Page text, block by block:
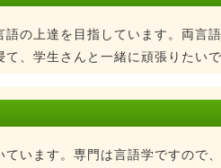
の上達を目指しています。両言
、学生さんと一緒に頑張りたい
います。専門は言語学ですので